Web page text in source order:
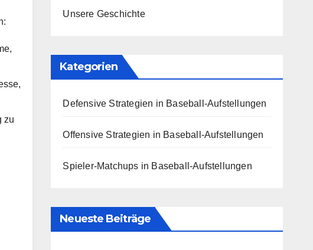
zu
Unsere Geschichte
Kategorien
Defensive Strategien in Baseball-Aufstellungen
Offensive Strategien in Baseball-Aufstellungen
Spieler-Matchups in Baseball-Aufstellungen
Neueste Beiträge